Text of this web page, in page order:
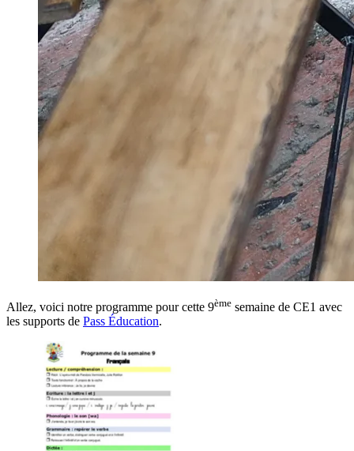
Allez, voici notre programme pour cette 9ème semaine de CE1 avec
les supports de Pass Éducation.